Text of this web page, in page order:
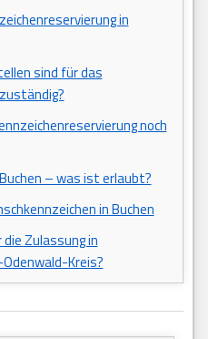
in
sind für das
noch
– was ist erlaubt?
in Buchen
Zulassung in
Kreis?